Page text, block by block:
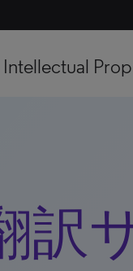
Intellectual
訳